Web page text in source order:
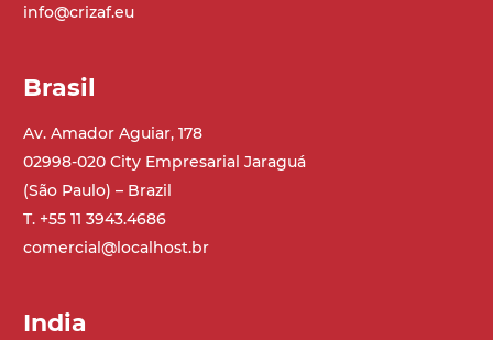
info@crizaf.eu
Brasil
Av. Amador Aguiar, 178
02998-020 City Empresarial Jaraguá
(São Paulo) – Brazil
T. +55 11 3943.4686
comercial@localhost.br
India